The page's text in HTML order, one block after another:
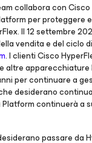
collabora con
per proteggere
Il 12 settembre
vendita e del ciclo
. I clienti Cisco
altre apparecchiature
per continuare a
desiderano
Platform continuerà a
passare da